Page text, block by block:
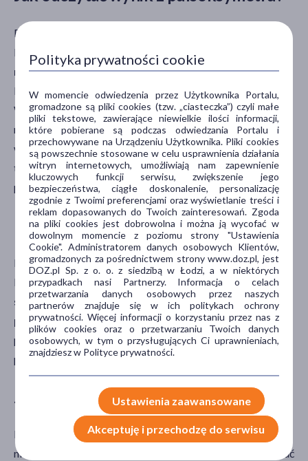
Ciśnieniomierze
Pulsoksymetry
Glukometry
Stroje i obuwie medyczne
Filtry
Dostępny(3)
Wysyłka 0 zł (1)
Ostatnie sztuki(1)
Dostawa
Wysyłka
Odbiór w aptece
zł – zł
Pulsoksymetr napalcowy jest wyposażony w wyświetlacz,
który pokazuje wynik pomiaru, a dokładniej –
natlenienia hemoglobiny w przedziale od 0 do 100%.
Prawidłowy wynik mieści się w przedziale od 95 do 99%.
Wartości poniżej 95 % mogą sugerować niedostateczne
natlenienie krwi – jeśli utrzymują się przez dłuższy czas,
warto skonsultować się z lekarzem. Jeśli niższej saturacji
towarzyszą płytki oddech czy duszności, należy wezwać
pogotowie.
Na który palec założyć pulsoksymetr?
Najczęściej pulsoksymetr zakłada się na palec wskazujący
lub środkowy prawej albo lewej ręki.Skóra powinna być
sucha, a wyświetlacz powinien się znaleźć u góry, tj. na
paznokciu.Przy używaniu pulsoksymetru należy także
pozostać w bezruchu – tak, aby nie zaburzyć sprawdzenia
poziomu saturacji.
Jaki wybrać pulsoksymetr?
Najpopularniejsze są pulsoksymetry napalcowe. Jednak dla
niemowląt oraz dla dzieci w młodszym wieku należy wybrać
Polityka prywatności cookie
W momencie odwiedzenia przez Użytkownika Portalu,
gromadzone są pliki cookies (tzw. „ciasteczka”) czyli małe
pliki tekstowe, zawierające niewielkie ilości informacji,
które pobierane są podczas odwiedzania Portalu i
przechowywane na Urządzeniu Użytkownika. Pliki cookies
są powszechnie stosowane w celu usprawnienia działania
witryn internetowych, umożliwiają nam zapewnienie
kluczowych funkcji serwisu, zwiększenie jego
bezpieczeństwa, ciągłe doskonalenie, personalizację
zgodnie z Twoimi preferencjami oraz wyświetlanie treści i
reklam dopasowanych do Twoich zainteresowań. Zgoda
na pliki cookies jest dobrowolna i można ją wycofać w
dowolnym momencie z poziomu strony "Ustawienia
Cookie". Administratorem danych osobowych Klientów,
gromadzonych za pośrednictwem strony www.doz.pl, jest
DOZ.pl Sp. z o. o. z siedzibą w Łodzi, a w niektórych
przypadkach nasi Partnerzy. Informacja o celach
przetwarzania danych osobowych przez naszych
partnerów znajduje się w ich politykach ochrony
prywatności. Więcej informacji o korzystaniu przez nas z
plików cookies oraz o przetwarzaniu Twoich danych
osobowych, w tym o przysługujących Ci uprawnieniach,
znajdziesz w Polityce prywatności.
Ustawienia zaawansowane
Akceptuję i przechodzę do serwisu